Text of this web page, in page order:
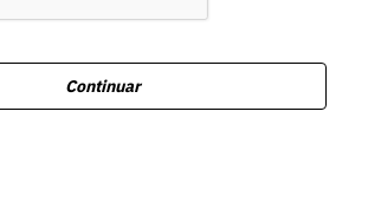
Continuar